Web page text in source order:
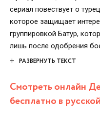
сериал повествует о
которое защищает
группировкой Батур,
лишь после одобрения
профессионал приступил
миссии по спасению
попадают в разные
готовы к подвигу.
РАЗВЕРНУТЬ ТЕКСТ
Смотреть онлайн
бесплатно в